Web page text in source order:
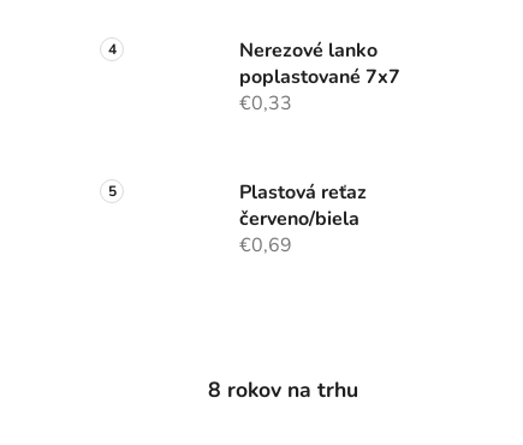
Nerezové lanko
poplastované 7x7
€0,33
Plastová reťaz
červeno/biela
€0,69
8 rokov na trhu